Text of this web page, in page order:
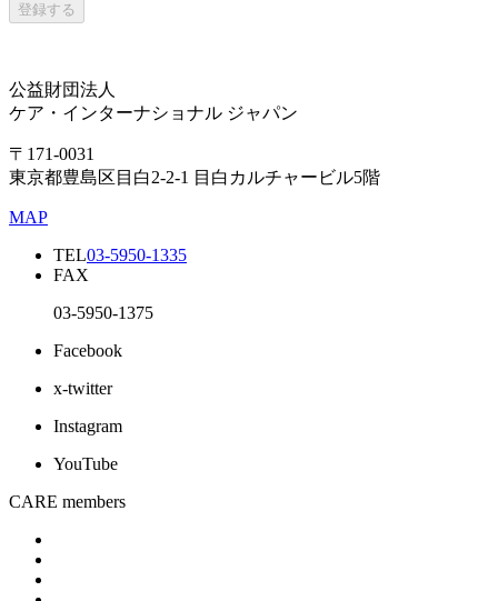
登録する
公益財団法人
ケア・インターナショナル ジャパン
〒171-0031
東京都豊島区目白2-2-1 目白カルチャービル5階
MAP
TEL03-5950-1335
FAX
03-5950-1375
Facebook
x-twitter
Instagram
YouTube
CARE members